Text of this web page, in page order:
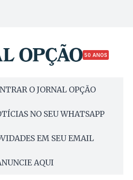
50 ANOS
O JORNAL OPÇÃO
NO SEU WHATSAPP
EM SEU EMAIL
AQUI